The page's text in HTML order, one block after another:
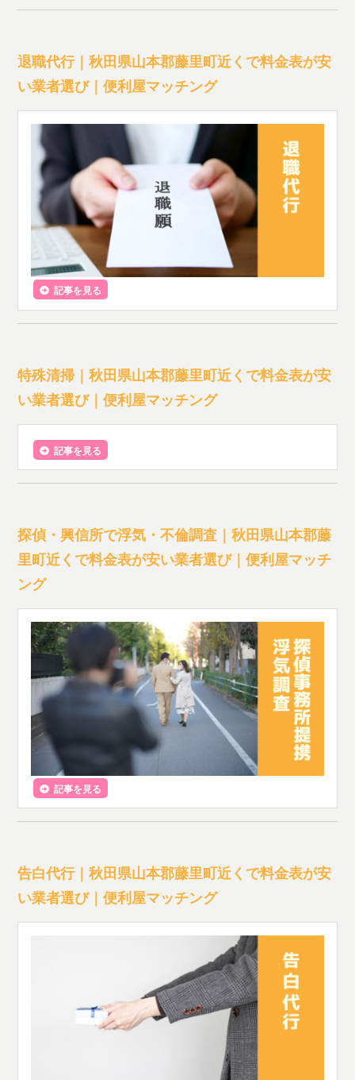
退職代行｜秋田県山本郡藤里町近くで料金表が安
い業者選び｜便利屋マッチング
記事を見る
特殊清掃｜秋田県山本郡藤里町近くで料金表が安
い業者選び｜便利屋マッチング
記事を見る
探偵・興信所で浮気・不倫調査｜秋田県山本郡藤
里町近くで料金表が安い業者選び｜便利屋マッチ
ング
記事を見る
告白代行｜秋田県山本郡藤里町近くで料金表が安
い業者選び｜便利屋マッチング